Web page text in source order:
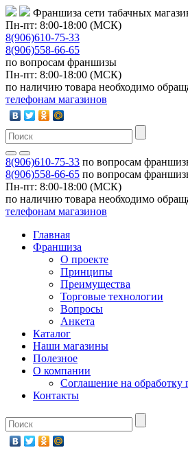
Франшиза сети табачных
Пн-пт: 8:00-18:00 (МСК)
8(906)610-75-33
8(906)558-66-65
по вопросам франшизы
Пн-пт: 8:00-18:00 (МСК)
по наличию товара необходимо
телефонам магазинов
8(906)610-75-33 по вопросам
8(906)558-66-65 по вопросам
Пн-пт: 8:00-18:00 (МСК)
по наличию товара необходимо
телефонам магазинов
Главная
Франшиза
О проекте
Принципы
Преимущества
Торговые технологии
Вопросы
Анкета
Каталог
Наши магазины
Полезное
О компании
Соглашение на
Контакты